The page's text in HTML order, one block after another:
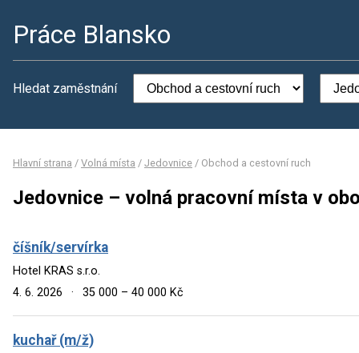
Práce Blansko
Hledat zaměstnání
Hlavní strana / Volná místa / Jedovnice / Obchod a cestovní ruch
Jedovnice – volná pracovní místa v
číšník/servírka
Hotel KRAS s.r.o.
4. 6. 2026
· 35 000 – 40 000 Kč
kuchař (m/ž)